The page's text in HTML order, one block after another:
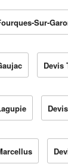
Sur-
Devis